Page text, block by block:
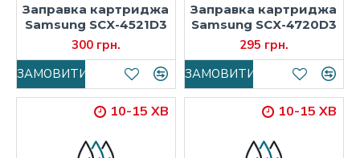
Заправка картриджа
Samsung SCX-4521D3
300 грн.
ЗАМОВИТИ
Заправка картриджа
Samsung SCX-4720D3
295 грн.
ЗАМОВИТИ
10-15 ХВ 10-15 ХВ